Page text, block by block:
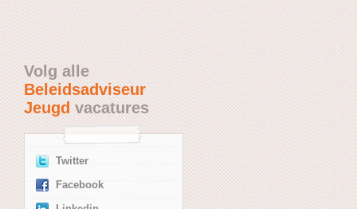
Volg alle
Beleidsadviseur
Jeugdvacatures
Twitter
Facebook